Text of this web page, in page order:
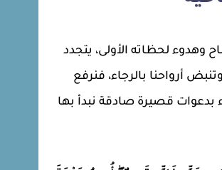
وهدوء لحظاته الأولى، يتجدد
أرواحنا بالرجاء، فنرفع
بدعوات قصيرة صادقة نبدأ بها